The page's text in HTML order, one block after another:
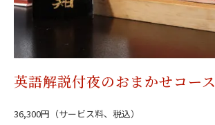
英語解説付夜のおまかせコース
36,300円（サービス料、税込）